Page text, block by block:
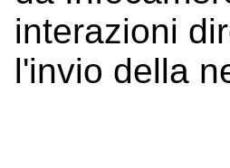
interazioni
l'invio della